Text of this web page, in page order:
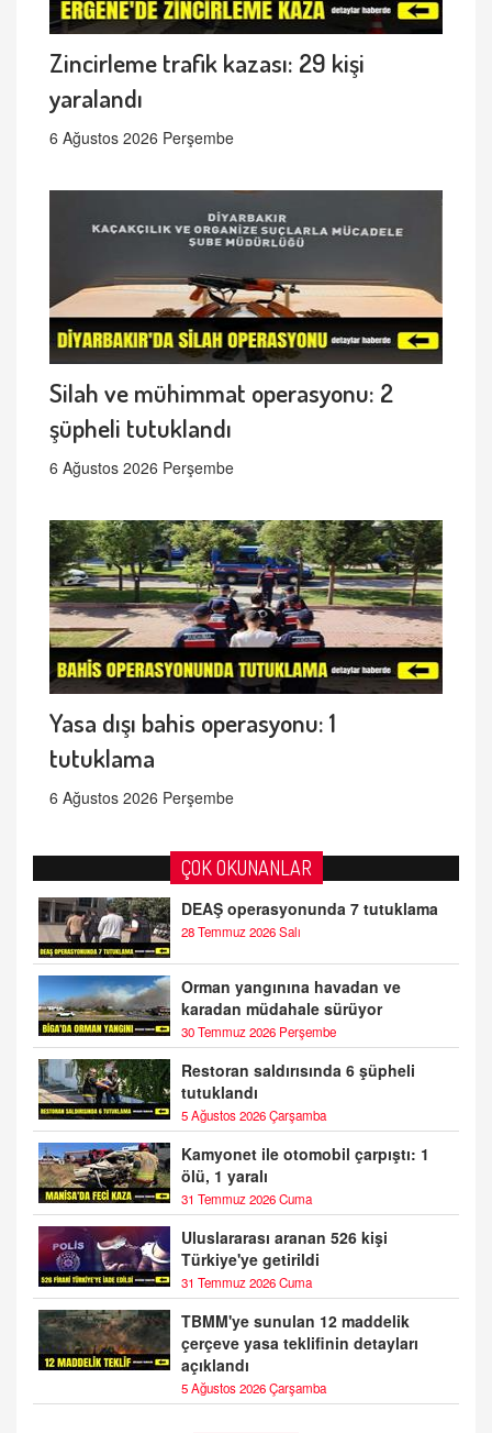
Zincirleme trafik kazası: 29 kişi
yaralandı
6 Ağustos 2026 Perşembe
Silah ve mühimmat operasyonu: 2
şüpheli tutuklandı
6 Ağustos 2026 Perşembe
Yasa dışı bahis operasyonu: 1
tutuklama
6 Ağustos 2026 Perşembe
ÇOK OKUNANLAR
DEAŞ operasyonunda 7 tutuklama
28 Temmuz 2026 Salı
Orman yangınına havadan ve
karadan müdahale sürüyor
30 Temmuz 2026 Perşembe
Restoran saldırısında 6 şüpheli
tutuklandı
5 Ağustos 2026 Çarşamba
Kamyonet ile otomobil çarpıştı: 1
ölü, 1 yaralı
31 Temmuz 2026 Cuma
Uluslararası aranan 526 kişi
Türkiye'ye getirildi
31 Temmuz 2026 Cuma
TBMM'ye sunulan 12 maddelik
çerçeve yasa teklifinin detayları
açıklandı
5 Ağustos 2026 Çarşamba